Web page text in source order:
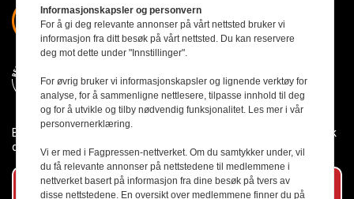
Byggmesteren følger Vær Varsom-plakaten og presseetikken slik
den er nedfelt i Redaktørplakaten.
Abonner på vårt nyhetsbrev
Informasjonskapsler og personvern
For å gi deg relevante annonser på vårt nettsted bruker vi
informasjon fra ditt besøk på vårt nettsted. Du kan reservere
deg mot dette under "Innstillinger".
For øvrig bruker vi informasjonskapsler og lignende verktøy for
analyse, for å sammenligne nettlesere, tilpasse innhold til deg
og for å utvikle og tilby nødvendig funksjonalitet. Les mer i vår
personvernerklæring.
Vi er med i Fagpressen-nettverket. Om du samtykker under, vil
du få relevante annonser på nettstedene til medlemmene i
nettverket basert på informasjon fra dine besøk på tvers av
disse nettstedene. En oversikt over medlemmene finner du på